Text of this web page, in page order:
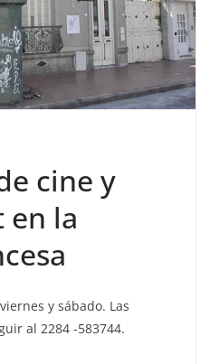
cine y
en la
y sábado. Las
al 2284 -583744.